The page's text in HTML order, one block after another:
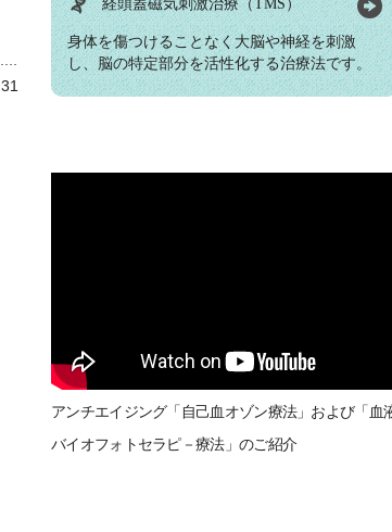
経頭蓋磁気刺激治療（TMS）
身体を傷つけることなく大脳や神経を刺激
し、脳の特定部分を活性化する治療法です。
アンチエイジング「自己血オゾン療法」および「血
バイオフォトセラピ－療法」のご紹介